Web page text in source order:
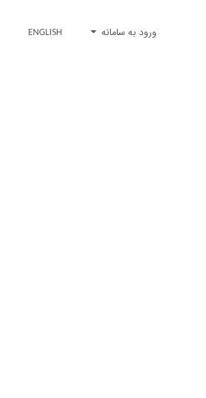
ورود به سامانه ENGLISH